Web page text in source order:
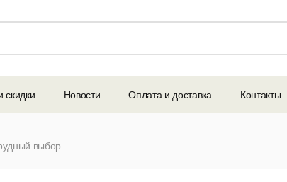
скидки Новости Оплата и доставка Контакты
выбор